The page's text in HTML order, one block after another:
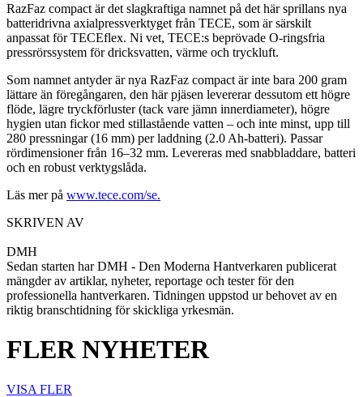
RazFaz compact är det slagkraftiga namnet på det här sprillans nya
batteridrivna axialpressverktyget från TECE, som är särskilt
anpassat för TECEflex. Ni vet, TECE:s beprövade O-ringsfria
pressrörssystem för dricksvatten, värme och tryckluft.
Som namnet antyder är nya RazFaz compact är inte bara 200 gram
lättare än föregångaren, den här pjäsen levererar dessutom ett högre
flöde, lägre tryckförluster (tack vare jämn innerdiameter), högre
hygien utan fickor med stillastående vatten – och inte minst, upp till
280 pressningar (16 mm) per laddning (2.0 Ah-batteri). Passar
rördimensioner från 16–32 mm. Levereras med snabbladdare, batteri
och en robust verktygslåda.
Läs mer på www.tece.com/se.
SKRIVEN AV
DMH
Sedan starten har DMH - Den Moderna Hantverkaren publicerat
mängder av artiklar, nyheter, reportage och tester för den
professionella hantverkaren. Tidningen uppstod ur behovet av en
riktig branschtidning för skickliga yrkesmän.
FLER NYHETER
VISA FLER